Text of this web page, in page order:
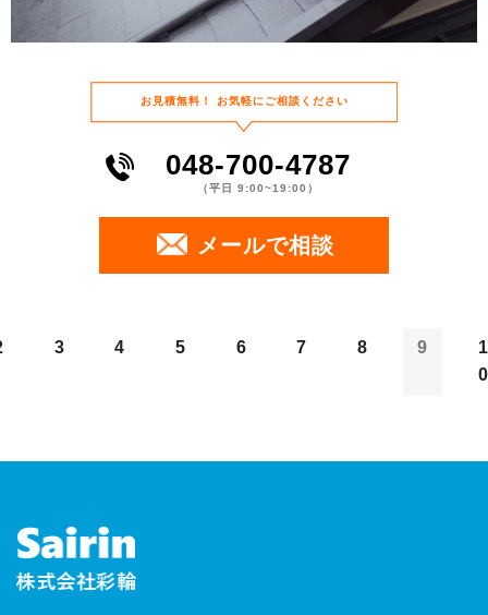
お⾒積無料！ お気軽にご相談ください
048-700-4787
（平⽇ 9:00~19:00）
メールで相談
3 4 5 6 7 8 9
1
0